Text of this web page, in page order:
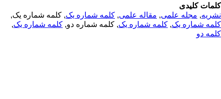
کلیدی
,مجله علمی,مقاله علمی,کلمه شماره یک , کلمه شماره یک,
شماره یک ,کلمه شماره یک , کلمه شماره دو,کلمه شماره یک ,